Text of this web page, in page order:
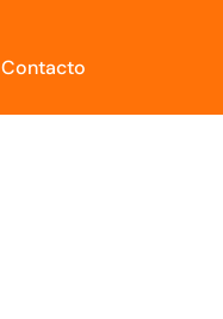
Contacto